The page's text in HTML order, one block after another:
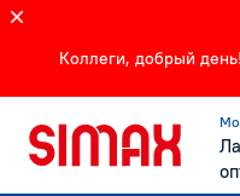
Коллеги, добрый